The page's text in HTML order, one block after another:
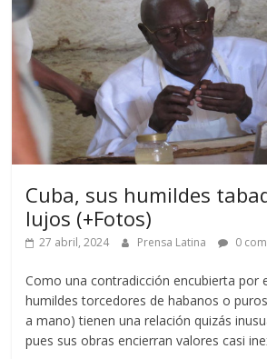
Cuba, sus humildes
lujos (+Fotos)
27 abril, 2024 Prensa Latina 0
Como una contradicción encubierta por
humildes torcedores de habanos o
a mano) tienen una relación quizás
pues sus obras encierran valores casi